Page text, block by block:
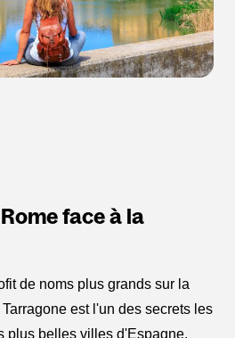
face à la
de noms plus grands sur la
est l'un des secrets les
plus belles villes d'Espagne.